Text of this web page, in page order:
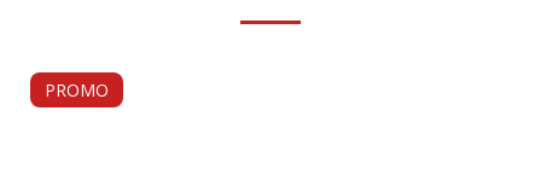
PROMO